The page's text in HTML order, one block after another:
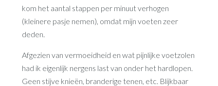
kom het aantal stappen per minuut verhogen
(kleinere pasje nemen), omdat mijn voeten zeer
deden.
Afgezien van vermoeidheid en wat pijnlijke voetzolen
had ik eigenlijk nergens last van onder het hardlopen.
Geen stijve knieën, branderige tenen, etc. Blijkbaar